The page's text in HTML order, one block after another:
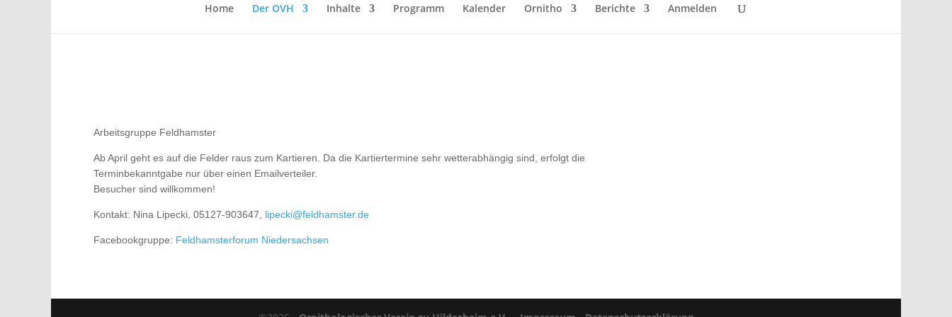
Home Der OVH Inhalte Programm Kalender Ornitho Berichte Anmelden
Arbeitsgruppe Feldhamster
Ab April geht es auf die Felder raus zum Kartieren. Da die Kartiertermine sehr wetterabhängig sind, erfolgt die
Terminbekanntgabe nur über einen Emailverteiler.
Besucher sind willkommen!
Kontakt: Nina Lipecki, 05127-903647, lipecki@feldhamster.de
Facebookgruppe: Feldhamsterforum Niedersachsen